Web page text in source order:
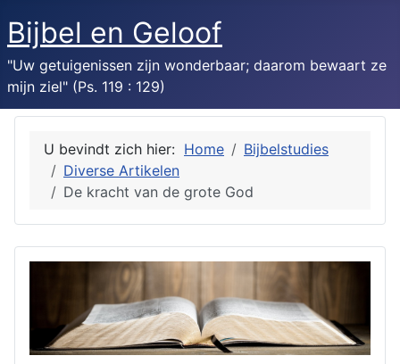
Bijbel en Geloof
"Uw getuigenissen zijn wonderbaar; daarom bewaart ze
mijn ziel" (Ps. 119 : 129)
U bevindt zich hier: Home
Bijbelstudies
Diverse Artikelen
De kracht van de grote God